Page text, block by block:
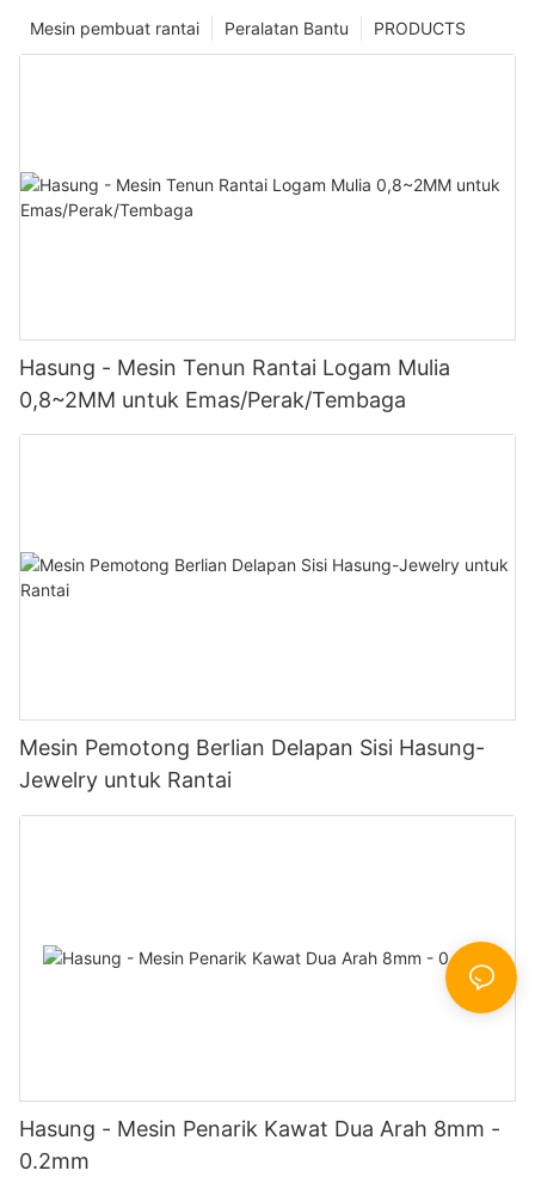
PRODUCTS
Peralatan Bantu
Mesin pembuat rantai
Hasung - Mesin Tenun Rantai Logam Mulia
0,8~2MM untuk Emas/Perak/Tembaga
Mesin Pemotong Berlian Delapan Sisi Hasung-
Jewelry untuk Rantai
Hasung - Mesin Penarik Kawat Dua Arah 8mm -
0.2mm